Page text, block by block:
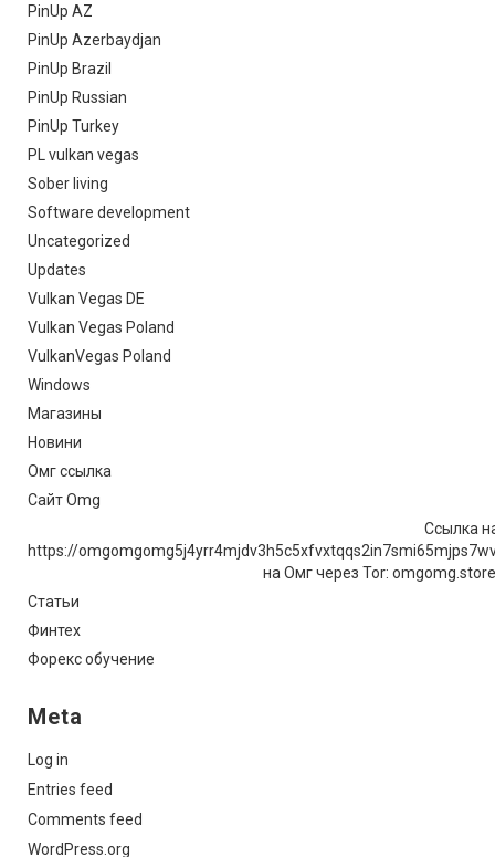
PinUp AZ
PinUp Azerbaydjan
PinUp Brazil
PinUp Russian
PinUp Turkey
PL vulkan vegas
Sober living
Software development
Uncategorized
Updates
Vulkan Vegas DE
Vulkan Vegas Poland
VulkanVegas Poland
Windows
Магазины
Новини
Омг ссылка
Сайт Omg
Ссылка
https://
на Омг через Tor:
Статьи
Финтех
Форекс обучение
Meta
Log in
Entries feed
Comments feed
WordPress.org